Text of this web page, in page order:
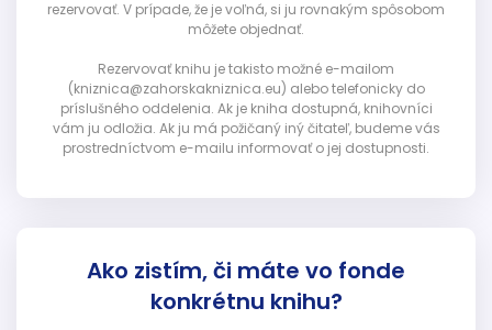
rezervovať. V prípade, že je voľná, si ju rovnakým spôsobom
môžete objednať.
Rezervovať knihu je takisto možné e-mailom
(kniznica@zahorskakniznica.eu) alebo telefonicky do
príslušného oddelenia. Ak je kniha dostupná, knihovníci
vám ju odložia. Ak ju má požičaný iný čitateľ, budeme vás
prostredníctvom e-mailu informovať o jej dostupnosti.
Ako zistím, či máte vo fonde
konkrétnu knihu?